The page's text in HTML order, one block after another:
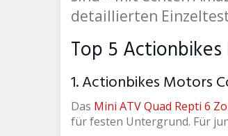
detaillierten
Top 5
1. Actionbikes Motors
Das Mini ATV Quad Repti 6
für festen Untergrund. Für